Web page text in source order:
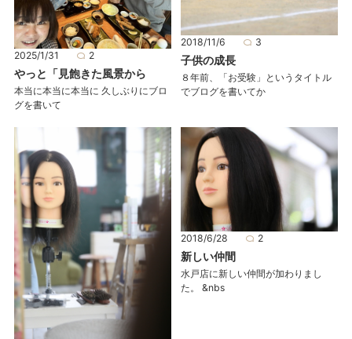
2025/1/31 2
やっと「見飽きた風景から
本当に本当に本当に 久しぶりにブロ
グを書いて
2018/11/6 3
子供の成長
８年前、「お受験」というタイトル
でブログを書いてか
2018/6/28 2
新しい仲間
水戸店に新しい仲間が加わりまし
た。 &nbs